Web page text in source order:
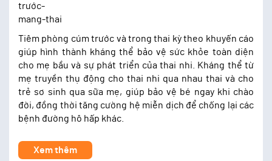
Tiêm phòng cúm trước và trong thai kỳ theo khuyến cáo
giúp hình thành kháng thể bảo vệ sức khỏe toàn diện
cho mẹ bầu và sự phát triển của thai nhi. Kháng thể từ
mẹ truyền thụ động cho thai nhi qua nhau thai và cho
trẻ sơ sinh qua sữa mẹ, giúp bảo vệ bé ngay khi chào
đời, đồng thời tăng cường hệ miễn dịch để chống lại các
bệnh đường hô hấp khác.
Xem thêm